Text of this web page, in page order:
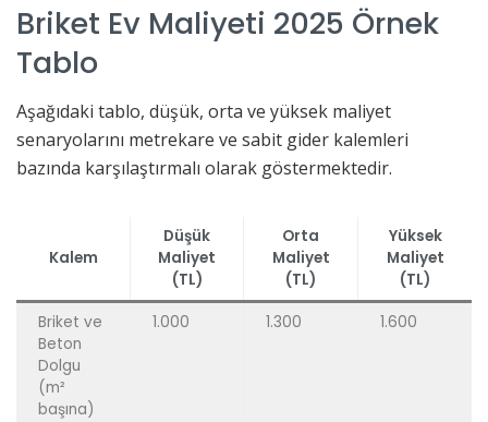
Briket Ev Maliyeti 2025 Örnek
Tablo
Aşağıdaki tablo, düşük, orta ve yüksek maliyet
senaryolarını metrekare ve sabit gider kalemleri
bazında karşılaştırmalı olarak göstermektedir.
Kalem
Düşük
Maliyet
(TL)
Orta
Maliyet
(TL)
Yüksek
Maliyet
(TL)
Briket ve
Beton
Dolgu
(m²
başına)
1.000 1.300 1.600